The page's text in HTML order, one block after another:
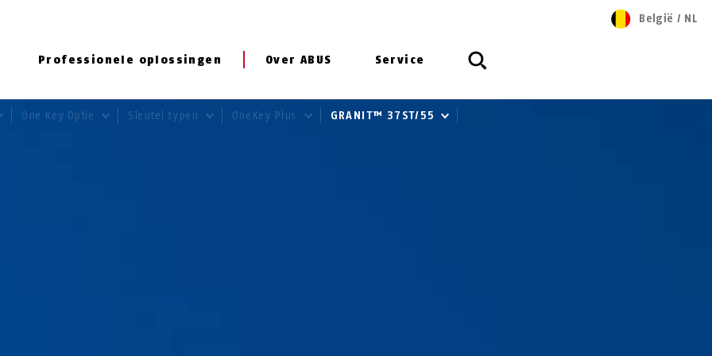
Professionele oplossingen Over ABUS Service
België / NL
One Key Optie Sleutel typen OneKey Plus GRANIT™ 37ST/55